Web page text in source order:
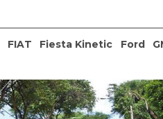
FIAT Fiesta Kinetic Ford